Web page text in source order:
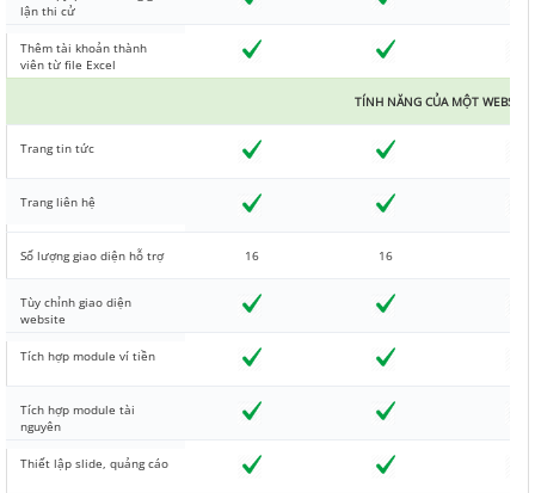
lận thi cử
Thêm tài khoản thành
viên từ file Excel
TÍNH NĂNG CỦA MỘT
Trang tin tức
Trang liên hệ
Số lượng giao diện hỗ trợ 16 16
Tùy chỉnh giao diện
website
Tích hợp module ví tiền
Tích hợp module tài
nguyên
Thiết lập slide, quảng cáo